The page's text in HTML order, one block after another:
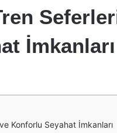
İmkanları
Konforlu Seyahat İmkanları